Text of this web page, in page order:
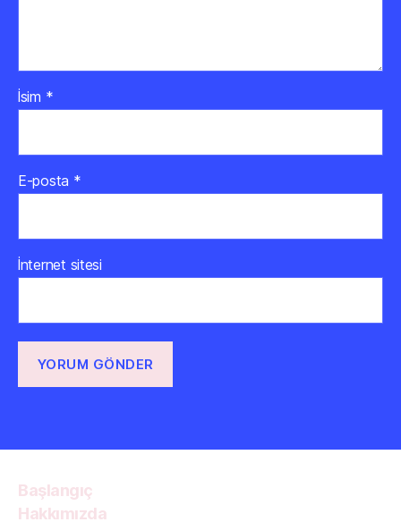
İsim *
E-posta *
İnternet sitesi
Başlangıç
Hakkımızda